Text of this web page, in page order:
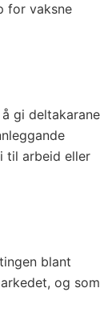
for vaksne
gi deltakarane
til arbeid eller
blant
og som